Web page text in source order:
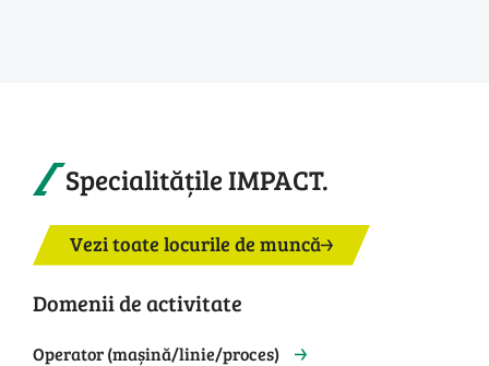
Specialitățile IMPACT.
Vezi toate locurile de muncă
Domenii de activitate
Operator (mașină/linie/proces)